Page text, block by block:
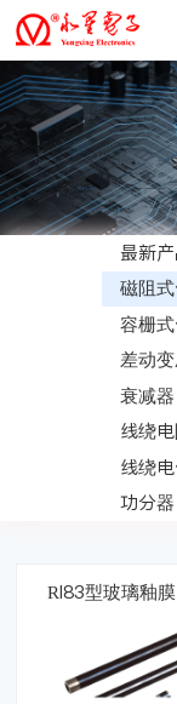
最新
磁阻
容栅
差动
衰减器
线绕
线绕
功分器
RI83型玻璃釉